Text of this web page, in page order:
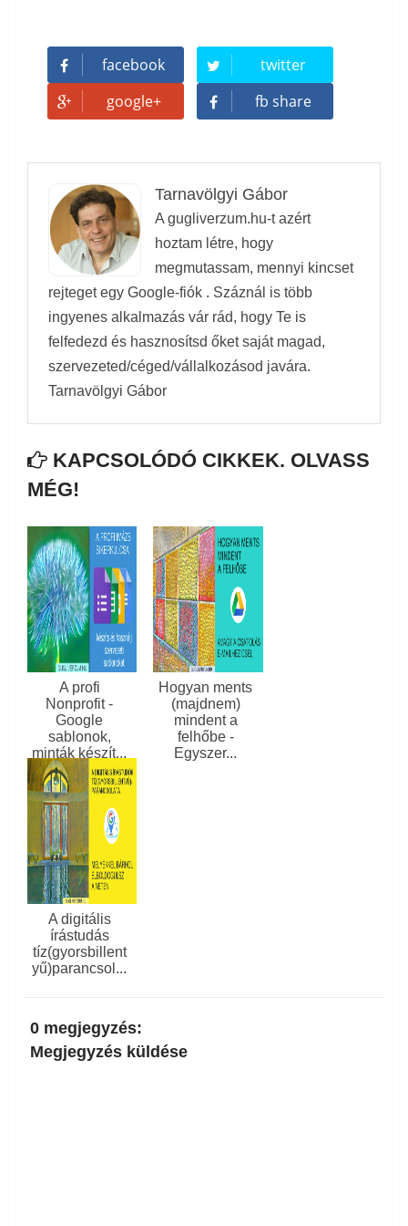
facebook
twitter
google+
fb share
Tarnavölgyi Gábor
A gugliverzum.hu-t azért
hoztam létre, hogy
megmutassam, mennyi kincset
rejteget egy Google-fiók . Száznál is több
ingyenes alkalmazás vár rád, hogy Te is
felfedezd és hasznosítsd őket saját magad,
szervezeted/céged/vállalkozásod javára.
Tarnavölgyi Gábor
KAPCSOLÓDÓ CIKKEK. OLVASS
MÉG!
A profi
Nonprofit -
Google
sablonok,
minták készít...
Hogyan ments
(majdnem)
mindent a
felhőbe -
Egyszer...
A digitális
írástudás
tíz(gyorsbillent
yű)parancsol...
0 megjegyzés:
Megjegyzés küldése